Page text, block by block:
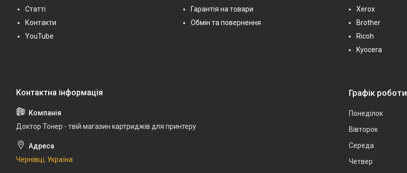
Статті
Контакти
YouTube
Гарантія на товари
Обмін та повернення
Xerox
Brother
Ricoh
Kyocera
Доктор Тонер - твій магазин картриджів для принтеру
Чернівці, Україна
Графік роботи
Понеділок
Вівторок
Середа
Четвер